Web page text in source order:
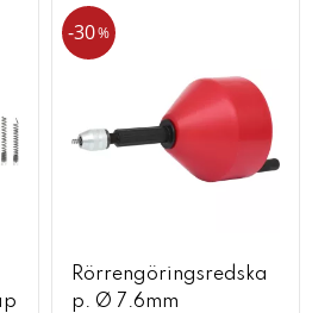
Rörrengöringsredska
p. Ø 7.6mm
30%